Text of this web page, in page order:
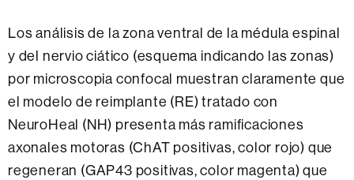
Los análisis de la zona ventral de la médula espinal
y del nervio ciático (esquema indicando las zonas)
por microscopia confocal muestran claramente que
el modelo de reimplante (RE) tratado con
NeuroHeal (NH) presenta más ramificaciones
axonales motoras (ChAT positivas, color rojo) que
regeneran (GAP43 positivas, color magenta) que